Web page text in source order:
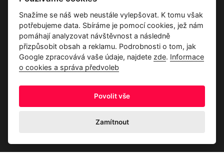
Průvodce tkaninami
Kontakty
Ochrana osobních údajů
Snažíme se náš web neustále vylepšovat. K tomu však
potřebujeme data. Sbíráme je pomocí cookies, jež nám
pomáhají analyzovat návštěvnost a následně
přizpůsobit obsah a reklamu. Podrobnosti o tom, jak
Google zpracovává vaše údaje, najdete zde. Informace
o cookies a správa předvoleb
Povolit vše
Zamítnout